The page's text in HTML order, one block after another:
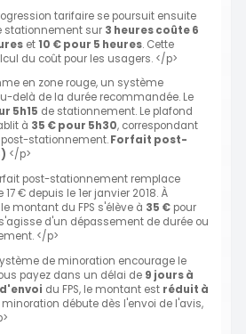
tarifaire se poursuit ensuite
stationnement sur 3 heures coûte 6
et10 € pour 5 heures. Cette
du coût pour les usagers. </p>
en zone rouge, un système
delà de la durée recommandée. Le
5h15 de stationnement. Le plafond
à 35 € pour 5h30, correspondant
stationnement.Forfait post-
</p>
post-stationnement remplace
€ depuis le 1er janvier 2018. À
montant du FPS s'élève à 35 € pour
d'un dépassement de durée ou
</p>
de minoration encourage le
payez dans un délai de 9 jours à
du FPS, le montant est réduit à
minoration débute dès l'envoi de l'avis,